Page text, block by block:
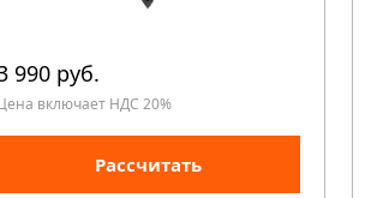
990 руб.
включает НДС 20%
Рассчитать